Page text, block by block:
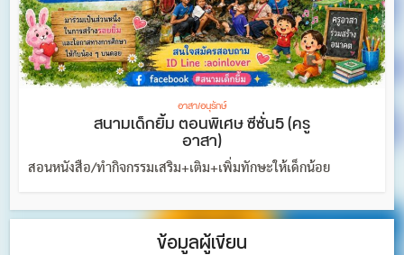
อาสา/อนุรักษ์
สนามเด็กยิ้ม ตอนพิเศษ ซีซั่น5 (ครู
อาสา)
สอนหนังสือ/ทำกิจกรรมเสริม+เติม+เพิ่มทักษะให้เด็กน้อย
ข้อมูลผู้เขียน